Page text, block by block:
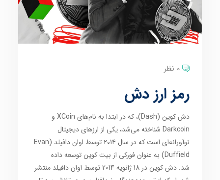
0 نظر
رمز ارز دش
دش کوین (Dash)، که در ابتدا به نام‌های XCoin و
Darkcoin شناخته می‌شد، یکی از ارزهای دیجیتال
نوآورانه‌ای است که در سال 2014 توسط اوان دافیلد (Evan
Duffield) به عنوان فورکی از بیت کوین توسعه داده
شد. دش کوین در 18 ژانویه 2014 توسط اوان دافیلد منتشر